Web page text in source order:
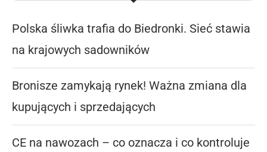
Polska śliwka trafia do Biedronki. Sieć stawia
na krajowych sadowników
Bronisze zamykają rynek! Ważna zmiana dla
kupujących i sprzedających
CE na nawozach – co oznacza i co kontroluje